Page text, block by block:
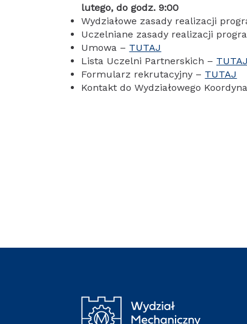
lutego, do godz. 9:00
Wydziałowe zasady realizacji
Uczelniane zasady realizacji
Umowa – TUTAJ
Lista Uczelni Partnerskich – TUTAJ
Formularz rekrutacyjny – TUTAJ
Kontakt do Wydziałowego